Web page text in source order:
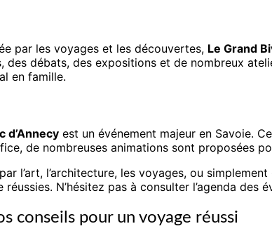
par les voyages et les découvertes, Le Grand
débats, des expositions et de nombreux
en famille.
d’Annecy est un événement majeur en Savoie.
de nombreuses animations sont proposées
l’art, l’architecture, les voyages, ou
N’hésitez pas à consulter l’agenda
conseils pour un voyage réussi